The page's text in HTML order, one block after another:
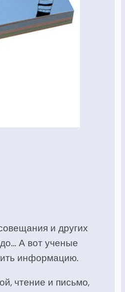
и других
А вот ученые
информацию.
чтение и письмо,